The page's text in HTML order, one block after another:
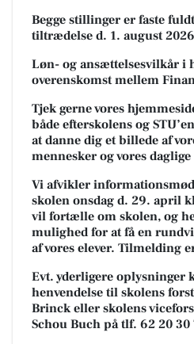
Begge stillinger er faste
tiltrædelse d. 1. august
Løn- og ansættelsesvilkår i
overenskomst mellem
Tjek gerne vores
både efterskolens og
at danne dig et billede af
mennesker og vores
Vi afvikler
skolen onsdag d. 29. april
vil fortælle om skolen, og
mulighed for at få en
af vores elever. Tilmelding
Evt. yderligere oplysninger
henvendelse til skolens
Brinck eller skolens
Schou Buch på tlf. 62 20 30